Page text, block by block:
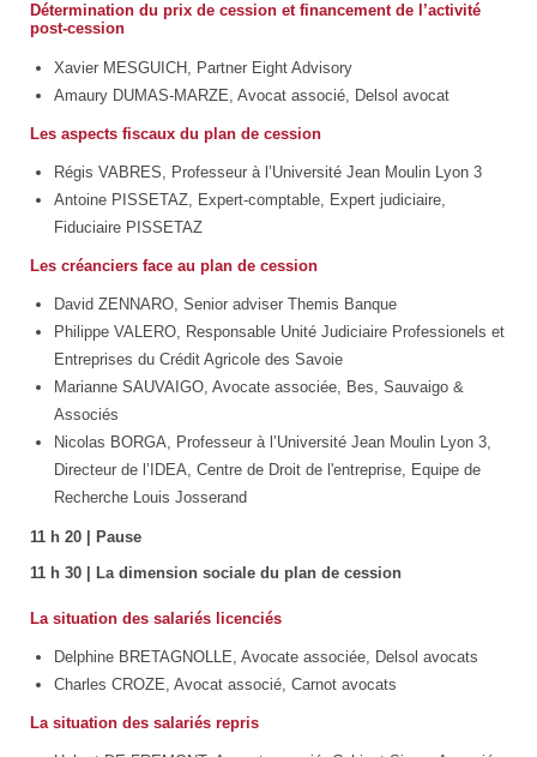
Détermination du prix de cession et financement de l’activité
post-cession
Xavier MESGUICH, Partner Eight Advisory
Amaury DUMAS-MARZE, Avocat associé, Delsol avocat
Les aspects fiscaux du plan de cession
Régis VABRES, Professeur à l’Université Jean Moulin Lyon 3
Antoine PISSETAZ, Expert-comptable, Expert judiciaire,
Fiduciaire PISSETAZ
Les créanciers face au plan de cession
David ZENNARO, Senior adviser Themis Banque
Philippe VALERO, Responsable Unité Judiciaire Professionels et
Entreprises du Crédit Agricole des Savoie
Marianne SAUVAIGO, Avocate associée, Bes, Sauvaigo &
Associés
Nicolas BORGA, Professeur à l’Université Jean Moulin Lyon 3,
Directeur de l’IDEA, Centre de Droit de l'entreprise, Equipe de
Recherche Louis Josserand
11 h 20 | Pause
11 h 30 | La dimension sociale du plan de cession
La situation des salariés licenciés
Delphine BRETAGNOLLE, Avocate associée, Delsol avocats
Charles CROZE, Avocat associé, Carnot avocats
La situation des salariés repris